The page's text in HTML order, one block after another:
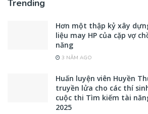
Trending
Hơn một thập kỷ xây
liệu may HP của cặp vợ
năng
3 NĂM AGO
Huấn luyện viên Huyền
truyền lửa cho các thí
cuộc thi Tìm kiếm tài
2025